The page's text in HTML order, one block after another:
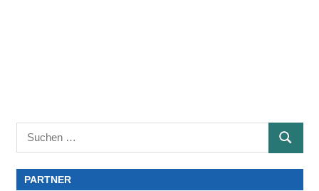
Suchen
nach:
SUCHEN
PARTNER